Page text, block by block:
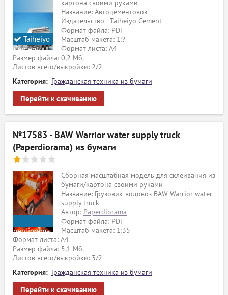
Taiheiyo
Cement
картона своими руками
Название: Автоцементовоз
Издательство - Taiheiyo Cement
Формат файла: PDF
Масштаб макета: 1:?
Формат листа: А4
Размер файла: 0,2 Мб.
Листов всего/выкройки: 2/2
Категория: Гражданская техника из бумаги
Перейти к скачиванию
№17583 - BAW Warrior water supply truck
(Paperdiorama) из бумаги
Paperdiorama
Сборная масштабная модель для склеивания из
бумаги/картона своими руками
Название: Грузовик-водовоз BAW Warrior water
supply truck
Автор: Paperdiorama
Формат файла: PDF
Масштаб макета: 1:35
Формат листа: А4
Размер файла: 5,1 Мб.
Листов всего/выкройки: 3/2
Категория: Гражданская техника из бумаги
Перейти к скачиванию